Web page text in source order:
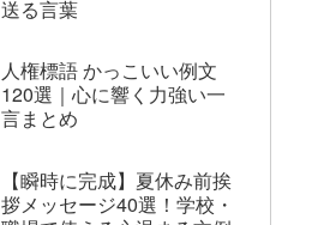
送る言葉
人権標語 かっこいい例文
120選｜心に響く力強い一
言まとめ
【瞬時に完成】夏休み前挨
拶メッセージ40選！学校・